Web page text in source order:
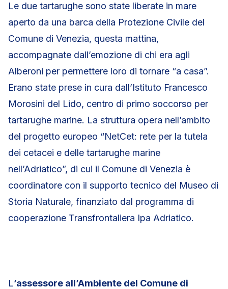
Le due tartarughe sono state liberate in mare
aperto da una barca della Protezione Civile del
Comune di Venezia, questa mattina,
accompagnate dall’emozione di chi era agli
Alberoni per permettere loro di tornare “a casa”.
Erano state prese in cura dall’Istituto Francesco
Morosini del Lido, centro di primo soccorso per
tartarughe marine. La struttura opera nell’ambito
del progetto europeo “NetCet: rete per la tutela
dei cetacei e delle tartarughe marine
nell’Adriatico”, di cui il Comune di Venezia è
coordinatore con il supporto tecnico del Museo di
Storia Naturale, finanziato dal programma di
cooperazione Transfrontaliera Ipa Adriatico.
L’assessore all’Ambiente del Comune di